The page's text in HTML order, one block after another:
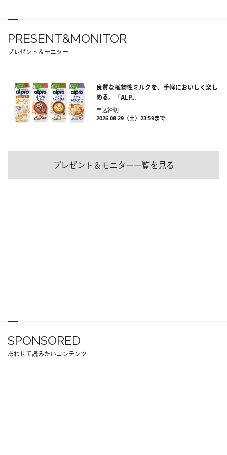
PRESENT&MONITOR
プレゼント＆モニター
良質な植物性ミルクを、手軽においしく楽し
める。「ALP...
申込締切
2026.08.29（土）23:59まで
プレゼント＆モニター一覧を見る
SPONSORED
あわせて読みたいコンテンツ